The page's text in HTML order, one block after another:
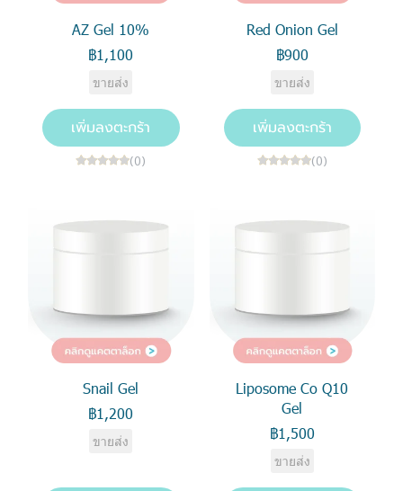
AZ Gel 10%
฿1,100
ขายส่ง
เพิ่มลงตะกร้า
(0)
Red Onion Gel
฿900
ขายส่ง
เพิ่มลงตะกร้า
(0)
Snail Gel
฿1,200
ขายส่ง
Liposome Co Q10
Gel
฿1,500
ขายส่ง